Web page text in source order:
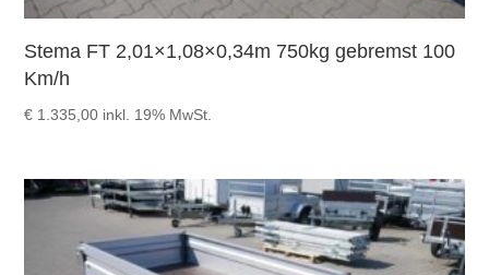
Stema FT 2,01×1,08×0,34m 750kg gebremst 100
Km/h
€ 1.335,00 inkl. 19% MwSt.